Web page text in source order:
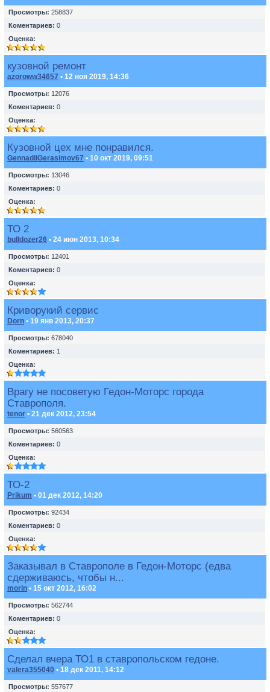
Просмотры: 258837
Коментариев: 0
Оценка:
кузовной ремонт
azoroww34657 • 12 ноя 2019, 14:36
Просмотры: 12076
Коментариев: 0
Оценка:
Кузовной цех мне понравился.
GennadiiGerasimov67 • 10 окт 2019, 09:51
Просмотры: 13046
Коментариев: 0
Оценка:
ТО 2
bulldozer26 • 24 июн 2013, 10:34
Просмотры: 12401
Коментариев: 0
Оценка:
Криворукий сервис
Dorn • 19 янв 2013, 20:37
Просмотры: 678040
Коментариев: 1
Оценка:
Врагу не посоветую Гедон-Моторс города
Ставрополя.
tenor • 21 дек 2012, 23:54
Просмотры: 560563
Коментариев: 0
Оценка:
ТО-2
Prikum • 01 дек 2012, 14:20
Просмотры: 92434
Коментариев: 0
Оценка:
Заказывал в Ставрополе в Гедон-Моторс (едва
сдерживаюсь, чтобы н...
morin • 15 окт 2012, 16:02
Просмотры: 562744
Коментариев: 0
Оценка:
Сделал вчера ТО1 в ставропольском гедоне.
valera355040 • 18 дек 2011, 14:12
Просмотры: 557677